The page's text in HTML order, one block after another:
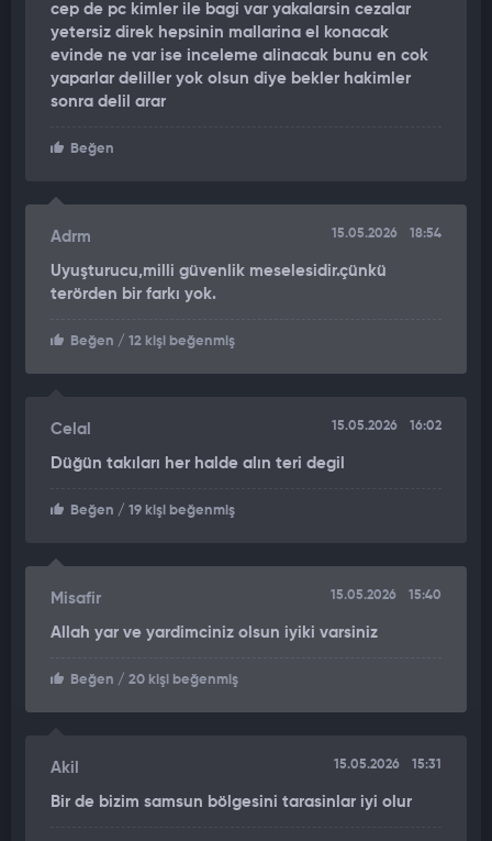
gerçekleştirildiği belirtildi. Operasyon sürecinde jandarma
ekiplerine, uyuşturucu madde tespitinde kritik rol oynayan 8
özel eğitimli narkotik arama köpeği de eşlik etti.
edilen şüphelilerden 88’i, çıkarıldıkları mahkemece
tutuklanarak cezaevine gönderildi. Gözaltındaki diğer
şüphelilerin ise işlemlerinin devam ettiği kaydedildi.
MÜCADELEDE KARARLILIK VURGUSU
şu ifadelere yer verildi:
desteğiyle; gençlerimizin geleceğini hedef alan zehir
Kahraman Jandarmamızı, Daire Başkanlığımızı, Viranşehir
Cumhuriyet Başsavcılığımızı ve emeği geçenleri tebrik
ediyoruz."
cep de pc kimler ile bagi var yakalarsin cezalar
yetersiz direk hepsinin mallarina el konacak
evinde ne var ise inceleme alinacak bunu en cok
yaparlar deliller yok olsun diye bekler hakimler
sonra delil arar
Beğen
Adrm 15.05.2026 18:54
Uyuşturucu,milli güvenlik meselesidir.çünkü
terörden bir farkı yok.
Beğen / 12 kişi beğenmiş
Celal 15.05.2026 16:02
Düğün takıları her halde alın teri degil
Beğen / 19 kişi beğenmiş
Misafir 15.05.2026 15:40
Allah yar ve yardimciniz olsun iyiki varsiniz
Beğen / 20 kişi beğenmiş
Akil 15.05.2026 15:31
Bir de bizim samsun bölgesini tarasinlar iyi olur